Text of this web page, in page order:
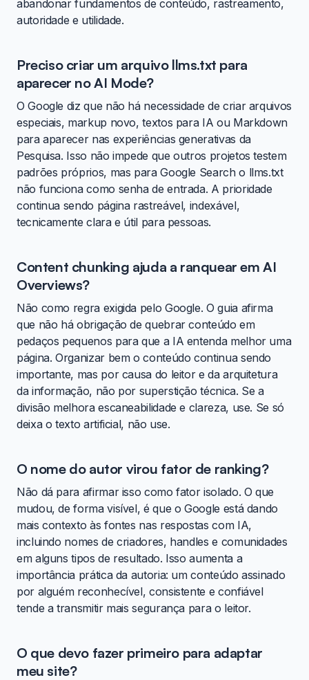
abandonar fundamentos de conteúdo, rastreamento,
autoridade e utilidade.
Preciso criar um arquivo llms.txt para
aparecer no AI Mode?
O Google diz que não há necessidade de criar arquivos
especiais, markup novo, textos para IA ou Markdown
para aparecer nas experiências generativas da
Pesquisa. Isso não impede que outros projetos testem
padrões próprios, mas para Google Search o llms.txt
não funciona como senha de entrada. A prioridade
continua sendo página rastreável, indexável,
tecnicamente clara e útil para pessoas.
Content chunking ajuda a ranquear em AI
Overviews?
Não como regra exigida pelo Google. O guia afirma
que não há obrigação de quebrar conteúdo em
pedaços pequenos para que a IA entenda melhor uma
página. Organizar bem o conteúdo continua sendo
importante, mas por causa do leitor e da arquitetura
da informação, não por superstição técnica. Se a
divisão melhora escaneabilidade e clareza, use. Se só
deixa o texto artificial, não use.
O nome do autor virou fator de ranking?
Não dá para afirmar isso como fator isolado. O que
mudou, de forma visível, é que o Google está dando
mais contexto às fontes nas respostas com IA,
incluindo nomes de criadores, handles e comunidades
em alguns tipos de resultado. Isso aumenta a
importância prática da autoria: um conteúdo assinado
por alguém reconhecível, consistente e confiável
tende a transmitir mais segurança para o leitor.
O que devo fazer primeiro para adaptar
meu site?